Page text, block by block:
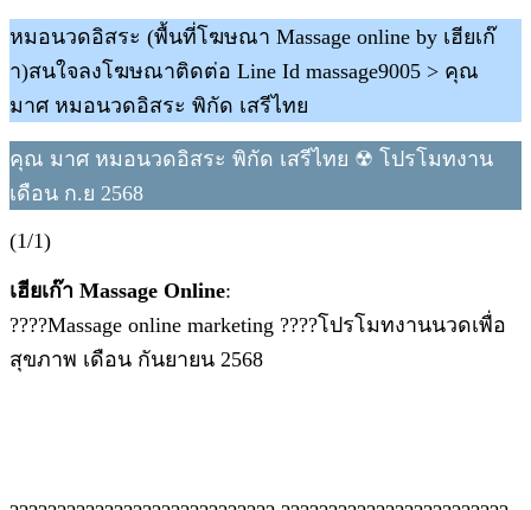
หมอนวดอิสระ (พื้นที่โฆษณา Massage online by เฮียเก๊
า)สนใจลงโฆษณาติดต่อ Line Id massage9005 > คุณ
มาศ หมอนวดอิสระ พิกัด เสรีไทย
คุณ มาศ หมอนวดอิสระ พิกัด เสรีไทย ☢ โปรโมทงาน
เดือน ก.ย 2568
(1/1)
เฮียเก๊า Massage Online:
????Massage online marketing ????โปรโมทงานนวดเพื่อ
สุขภาพ เดือน กันยายน 2568